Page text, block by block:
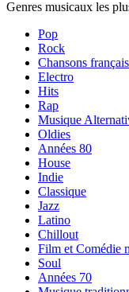
Genres musicaux les
Pop
Rock
Chansons
Electro
Hits
Rap
Musique
Oldies
Années 80
House
Indie
Classique
Jazz
Latino
Chillout
Film et Comédie
Soul
Années 70